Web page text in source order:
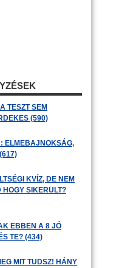
TESZT SEM
(590)
ELMEBAJNOKSÁG,
KVÍZ, DE NEM
SIKERÜLT?
EBBEN A 8 JÓ
TE? (434)
MIT TUDSZ! HÁNY